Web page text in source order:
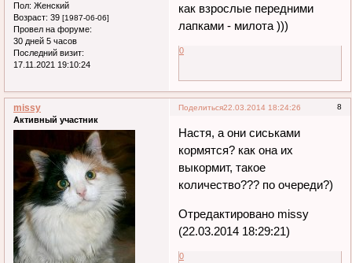
Пол: Женский
Возраст: 39 [1987-06-06]
Провел на форуме:
30 дней 5 часов
Последний визит:
17.11.2021 19:10:24
как взрослые передними
лапками - милота )))
0
Поделиться 8
22.03.2014 18:24:26
missy
Активный участник
Настя, а они сиськами
кормятся? как она их
выкормит, такое
количество??? по очереди?)
Отредактировано missy
(22.03.2014 18:29:21)
0